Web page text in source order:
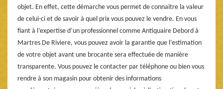
objet. En effet, cette démarche vous permet de connaitre la valeur
de celui-ci et de savoir à quel prix vous pouvez le vendre. En vous
fiant à l’expertise d’un professionnel comme Antiquaire Debord à
Martres De Riviere, vous pouvez avoir la garantie que l’estimation
de votre objet avant une brocante sera effectuée de manière
transparente. Vous pouvez le contacter par téléphone ou bien vous
rendre à son magasin pour obtenir des informations